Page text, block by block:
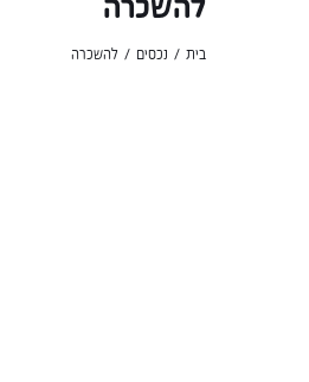
להשכרה
בית נכסים להשכרה